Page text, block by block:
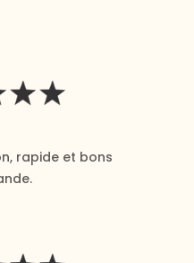
rapide et bons